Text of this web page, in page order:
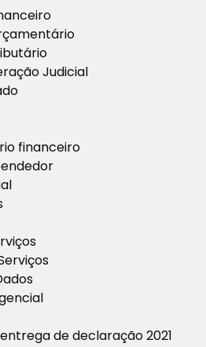
Judicial
financeiro
de declaração 2021